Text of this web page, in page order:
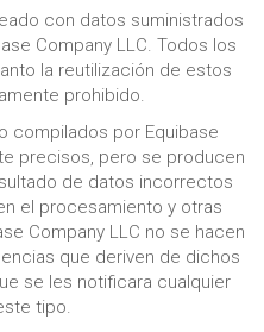
con datos suministrados
Company LLC. Todos los
la reutilización de estos
prohibido.
compilados por Equibase
precisos, pero se producen
de datos incorrectos
el procesamiento y otras
Company LLC no se hacen
que deriven de dichos
se les notificara cualquier
tipo.